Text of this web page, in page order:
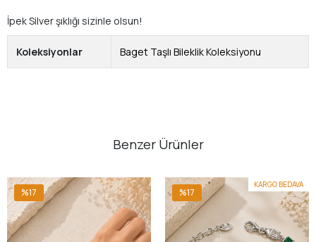
İpek Silver şıklığı sizinle olsun!
Koleksiyonlar Baget Taşlı Bileklik Koleksiyonu
Benzer Ürünler
%17
KARGO BEDAVA
%17